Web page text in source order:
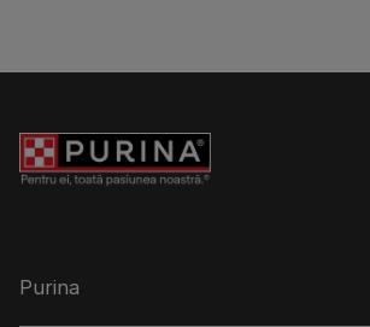
Purina